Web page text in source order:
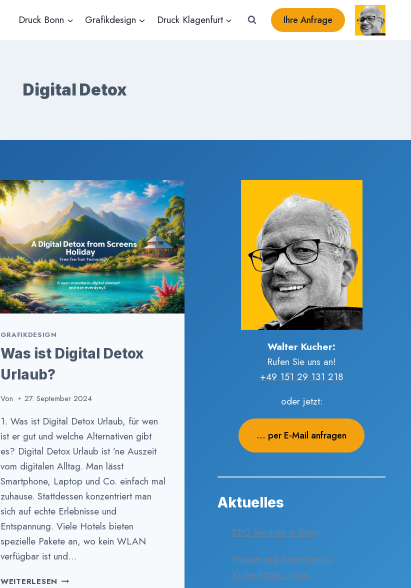
Druck Bonn Grafikdesign Druck Klagenfurt Ihre Anfrage
Digital Detox
GRAFIKDESIGN
Was ist Digital Detox
Urlaub?
Von 27. September 2024
1. Was ist Digital Detox Urlaub, für wen
ist er gut und welche Alternativen gibt
es? Digital Detox Urlaub ist ’ne Auszeit
vom digitalen Alltag. Man lässt
Smartphone, Laptop und Co. einfach mal
zuhause. Stattdessen konzentriert man
sich auf echte Erlebnisse und
Entspannung. Viele Hotels bieten
spezielle Pakete an, wo kein WLAN
verfügbar ist und…
WEITERLESEN WAS
Walter Kucher:
Rufen Sie uns an!
+49 151 29 131 218
oder jetzt:
... per E-Mail anfragen
Aktuelles
SEO Services in Bonn
Fragen und Antworten zu
Visitenkarten. FAQs